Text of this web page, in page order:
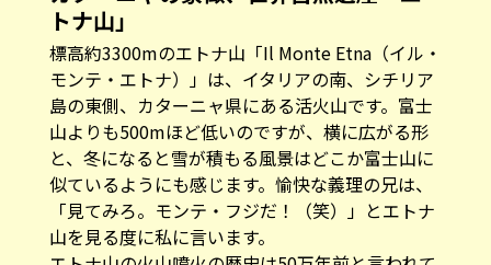
トナ山」
標高約3300mのエトナ山「Il Monte Etna（イル・
モンテ・エトナ）」は、イタリアの南、シチリア
島の東側、カターニャ県にある活火山です。富士
山よりも500mほど低いのですが、横に広がる形
と、冬になると雪が積もる風景はどこか富士山に
似ているようにも感じます。愉快な義理の兄は、
「見てみろ。モンテ・フジだ！（笑）」とエトナ
山を見る度に私に言います。